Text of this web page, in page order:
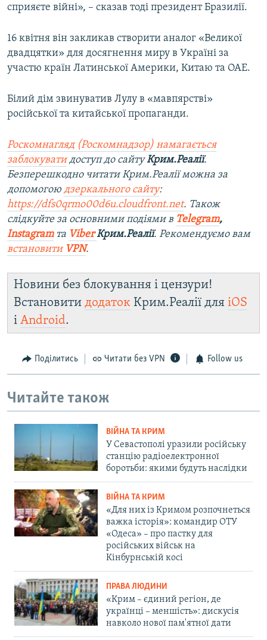
сприяєте війні», – сказав тоді президент Бразилії.
16 квітня він закликав створити аналог «Великої
двадцятки» для досягнення миру в Україні за
участю країн Латинської Америки, Китаю та ОАЕ.
Білий дім звинуватив Лулу в «мавпярстві»
російської та китайської пропаганди.
Роскомнагляд (Роскомнадзор) намагається
заблокуватидоступ до сайтуКрим.Реалії.
Безперешкодно читати Крим.Реалії можна за
допомогою дзеркального сайту:
https://dfs0qrmo00d6u.cloudfront.net. Також
слідкуйте за основними подіями в Telegram,
Instagramта ViberКрим.Реалії. Рекомендуємо вам
встановити VPN.
Новини без блокування і цензури!
Встановити додаток Крим.Реалії для iOS
і Android.
Поділитись Читати без VPN Follow us
Читайте також
ВІЙНА ТА КРИМ
У Севастополі уразили російську
станцію радіоелектронної
боротьби: якими будуть наслідки
ВІЙНА ТА КРИМ
«Для них із Кримом розпочнеться
важка історія»: командир ОТУ
«Одеса» – про пастку для
російських військ на
Кінбурнській косі
ПРАВА ЛЮДИНИ
«Крим – єдиний регіон, де
українці – меншість»: дискусія
навколо нової пам'ятної дати